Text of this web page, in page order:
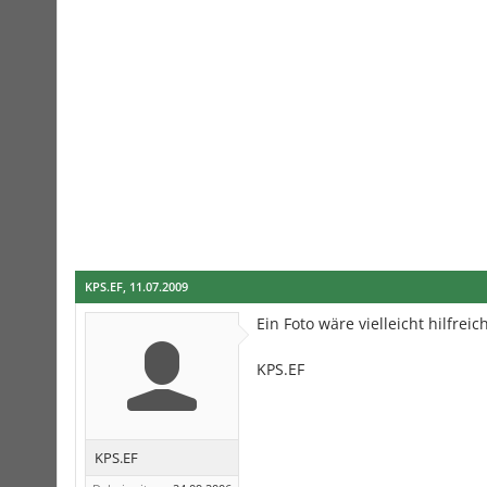
KPS.EF, 11.07.2009
KPS.EF
Ein Foto wäre vielleicht
KPS.EF